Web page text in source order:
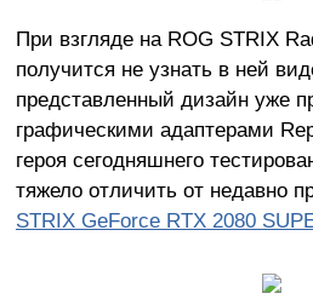
При взгляде на ROG STRIX
получится не узнать в ней
представленный дизайн уже
графическими адаптерами
героя сегодняшнего
тяжело отличить от недавно
STRIX GeForce RTX 2080